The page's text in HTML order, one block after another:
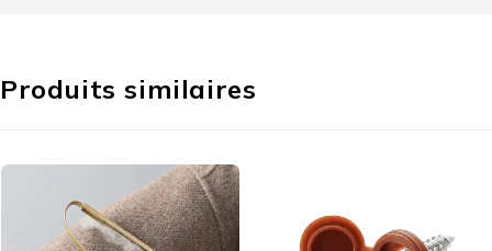
Produits similaires